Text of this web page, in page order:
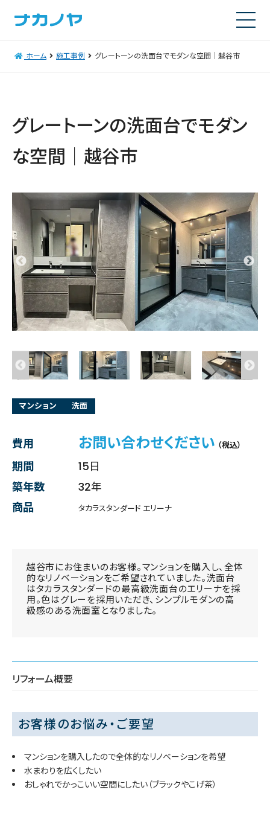
ホーム 施工事例 グレートーンの洗面台でモダンな空間｜越谷市
グレートーンの洗面台でモダン
な空間｜越谷市
マンション 洗面
費用 お問い合わせください （税込）
期間
15日
築年数
32年
商品
タカラスタンダード エリーナ
越谷市にお住まいのお客様。マンションを購入し、全体
的なリノベーションをご希望されていました。洗面台
はタカラスタンダードの最高級洗面台のエリーナを採
用。色はグレーを採用いただき、シンプルモダンの高
級感のある洗面室となりました。
リフォーム概要
お客様のお悩み・ご要望
マンションを購入したので全体的なリノベーションを希望
水まわりを広くしたい
おしゃれでかっこいい空間にしたい（ブラックやこげ茶）